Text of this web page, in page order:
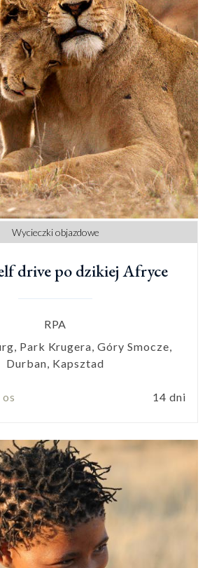
Wycieczki objazdowe
drive po dzikiej Afryce
RPA
Park Krugera, Góry Smocze,
Durban, Kapsztad
14 dni